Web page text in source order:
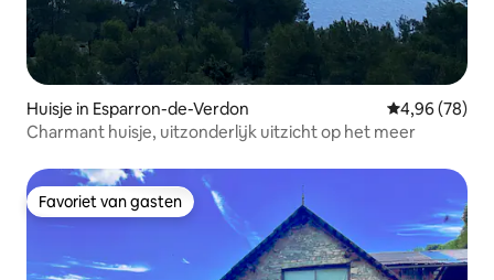
Huisje in Esparron-de-Verdon Gemiddelde
4,96 (78)
Charmant huisje, uitzonderlijk uitzicht op het meer
Favoriet van gasten
Favoriet van gasten